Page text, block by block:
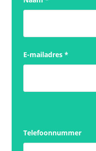
E-mailadres *
Telefoonnummer